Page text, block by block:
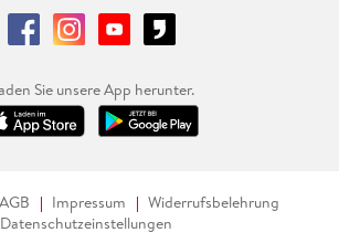
Sie unsere App herunter.
AGB Impressum
Widerrufsbelehrung
Datenschutzeinstellungen